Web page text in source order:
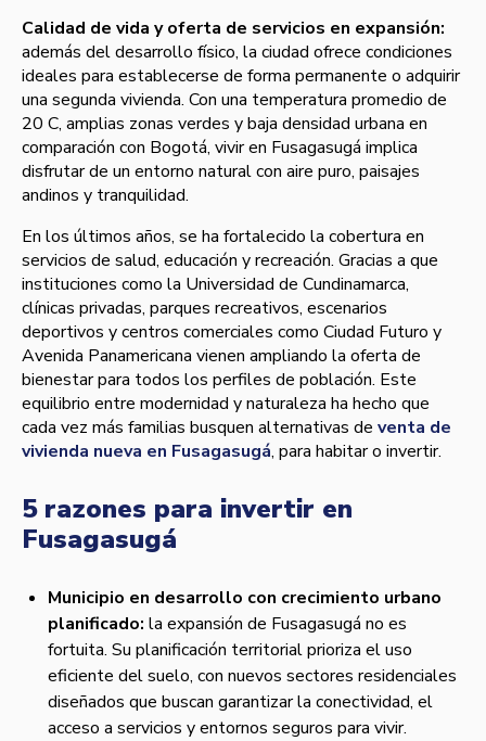
Calidad de vida y oferta de servicios en expansión:
además del desarrollo físico, la ciudad ofrece condiciones
ideales para establecerse de forma permanente o adquirir
una segunda vivienda. Con una temperatura promedio de
20 C, amplias zonas verdes y baja densidad urbana en
comparación con Bogotá, vivir en Fusagasugá implica
disfrutar de un entorno natural con aire puro, paisajes
andinos y tranquilidad.
En los últimos años, se ha fortalecido la cobertura en
servicios de salud, educación y recreación. Gracias a que
instituciones como la Universidad de Cundinamarca,
clínicas privadas, parques recreativos, escenarios
deportivos y centros comerciales como Ciudad Futuro y
Avenida Panamericana vienen ampliando la oferta de
bienestar para todos los perfiles de población. Este
equilibrio entre modernidad y naturaleza ha hecho que
cada vez más familias busquen alternativas de venta de
vivienda nueva en Fusagasugá, para habitar o invertir.
5 razones para invertir en
Fusagasugá
Municipio en desarrollo con crecimiento urbano
planificado: la expansión de Fusagasugá no es
fortuita. Su planificación territorial prioriza el uso
eficiente del suelo, con nuevos sectores residenciales
diseñados que buscan garantizar la conectividad, el
acceso a servicios y entornos seguros para vivir.